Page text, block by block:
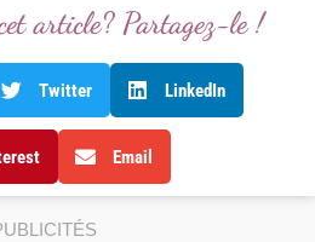
article? Partagez-le !
Twitter LinkedIn
Email